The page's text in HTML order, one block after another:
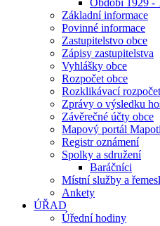
Období 1929 -
Základní informace
Povinné informace
Zastupitelstvo obce
Zápisy zastupitelstva
Vyhlášky obce
Rozpočet obce
Rozklikávací rozpočet
Zprávy o výsledku
Závěrečné účty obce
Mapový portál
Registr oznámení
Spolky a sdružení
Baráčníci
Místní služby a
Ankety
ÚŘAD
Úřední hodiny